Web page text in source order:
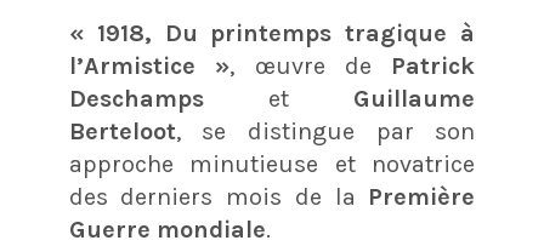
« 1918, Du printemps tragique à
l’Armistice », œuvre de Patrick
Deschampset Guillaume
Berteloot, se distingue par son
approche minutieuse et novatrice
des derniers mois de la Première
Guerre mondiale.